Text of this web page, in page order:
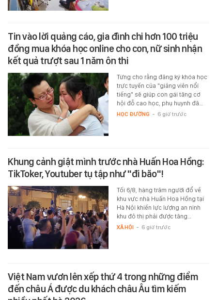
Tin vào lời quảng cáo, gia đình chi hơn 100 triệu
đồng mua khóa học online cho con, nữ sinh nhận
kết quả trượt sau 1 năm ôn thi
Từng cho rằng đăng ký khóa học
trực tuyến của "giảng viên nổi
tiếng" sẽ giúp con gái tăng cơ
hội đỗ cao học, phụ huynh đã…
HỌC ĐƯỜNG - 6 giờ trước
Khung cảnh giật mình trước nhà Huấn Hoa Hồng:
TikToker, Youtuber tụ tập như "đi bão"!
Tối 6/8, hàng trăm người đổ về
khu vực nhà Huấn Hoa Hồng tại
Hà Nội khiến lực lượng an ninh
khu đô thị phải được tăng…
XÃ HỘI - 6 giờ trước
Việt Nam vươn lên xếp thứ 4 trong những điểm
đến châu Á được du khách châu Âu tìm kiếm